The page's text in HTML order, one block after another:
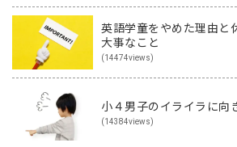
英語学童をやめた理由と
大事なこと
(14474views)
小４男子のイライラに向
(14384views)